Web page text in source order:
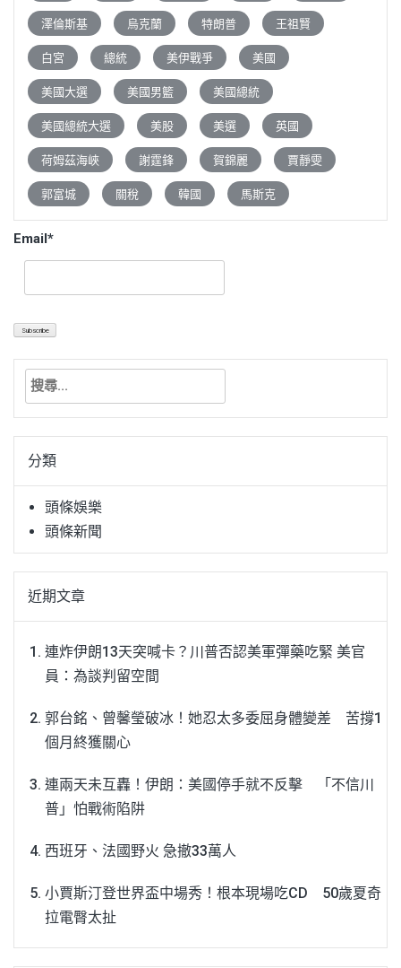
澤倫斯基 烏克蘭 特朗普 王祖賢
白宮 總統 美伊戰爭 美國
美國大選 美國男籃 美國總統
美國總統大選 美股 美選 英國
荷姆茲海峽 謝霆鋒 賀錦麗 賈靜雯
郭富城 關稅 韓國 馬斯克
Email*
搜
關
字:分類
頭條娛樂
頭條新聞
近期文章
連炸伊朗13天突喊卡？川普否認美軍彈藥吃緊 美官
員：為談判留空間
郭台銘、曾馨瑩破冰！她忍太多委屈身體變差 苦撐1
個月終獲關心
連兩天未互轟！伊朗：美國停手就不反擊 「不信川
普」怕戰術陷阱
西班牙、法國野火 急撤33萬人
小賈斯汀登世界盃中場秀！根本現場吃CD 50歲夏奇
拉電臀太扯